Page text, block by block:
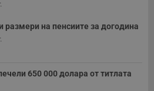
размери на пенсиите за догодина
650 000 долара от титлата